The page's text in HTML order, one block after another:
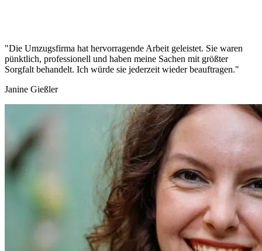
"Die Umzugsfirma hat hervorragende Arbeit geleistet. Sie waren
pünktlich, professionell und haben meine Sachen mit größter
Sorgfalt behandelt. Ich würde sie jederzeit wieder beauftragen."
Janine Gießler